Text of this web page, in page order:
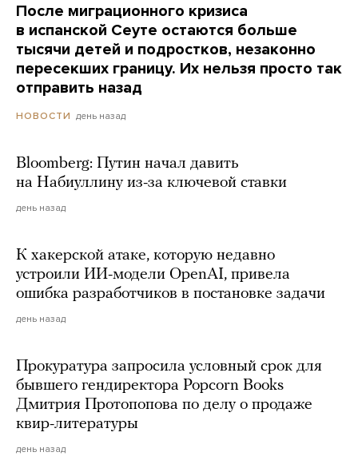
После миграционного кризиса
в испанской Сеуте остаются больше
тысячи детей и подростков, незаконно
пересекших границу. Их нельзя просто так
отправить назад
НОВОСТИ день назад
Bloomberg: Путин начал давить
на Набиуллину из-за ключевой ставки
день назад
К хакерской атаке, которую недавно
устроили ИИ-модели OpenAI, привела
ошибка разработчиков в постановке задачи
день назад
Прокуратура запросила условный срок для
бывшего гендиректора Popcorn Books
Дмитрия Протопопова по делу о продаже
квир-литературы
день назад